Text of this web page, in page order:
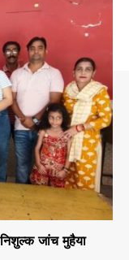
जांच मुहैया